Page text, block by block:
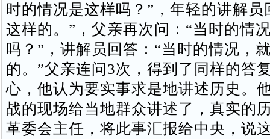
时的情况是这样吗？”，年轻的讲解员
这样的。”，父亲再次问：“当时的情
吗？”，讲解员回答：“当时的情况，
的。”父亲连问3次，得到了同样的答
心，他认为要实事求是地讲述历史。
战的现场给当地群众讲述了，真实的
革委会主任，将此事汇报给中央，说